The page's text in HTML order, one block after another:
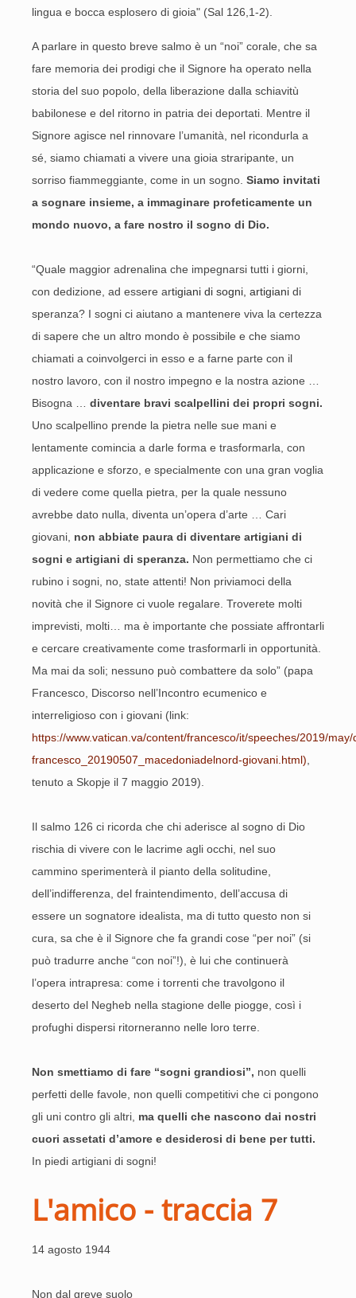
lingua e bocca esplosero di gioia" (Sal 126,1-2).
A parlare in questo breve salmo è un “noi” corale, che sa
fare memoria dei prodigi che il Signore ha operato nella
storia del suo popolo, della liberazione dalla schiavitù
babilonese e del ritorno in patria dei deportati. Mentre il
Signore agisce nel rinnovare l’umanità, nel ricondurla a
sé, siamo chiamati a vivere una gioia straripante, un
sorriso fiammeggiante, come in un sogno. Siamo invitati
a sognare insieme, a immaginare profeticamente un
mondo nuovo, a fare nostro il sogno di Dio.
“Quale maggior adrenalina che impegnarsi tutti i giorni,
con dedizione, ad essere artigiani di sogni, artigiani di
speranza? I sogni ci aiutano a mantenere viva la certezza
di sapere che un altro mondo è possibile e che siamo
chiamati a coinvolgerci in esso e a farne parte con il
nostro lavoro, con il nostro impegno e la nostra azione …
Bisogna … diventare bravi scalpellini dei propri sogni.
Uno scalpellino prende la pietra nelle sue mani e
lentamente comincia a darle forma e trasformarla, con
applicazione e sforzo, e specialmente con una gran voglia
di vedere come quella pietra, per la quale nessuno
avrebbe dato nulla, diventa un’opera d’arte … Cari
giovani, non abbiate paura di diventare artigiani di
sogni e artigiani di speranza. Non permettiamo che ci
rubino i sogni, no, state attenti! Non priviamoci della
novità che il Signore ci vuole regalare. Troverete molti
imprevisti, molti… ma è importante che possiate affrontarli
e cercare creativamente come trasformarli in opportunità.
Ma mai da soli; nessuno può combattere da solo” (papa
Francesco, Discorso nell’Incontro ecumenico e
interreligioso con i giovani (link:
https://www.vatican.va/content/francesco/it/speeches/2019/
francesco_20190507_macedoniadelnord-giovani.html)
tenuto a Skopje il 7 maggio 2019).
Il salmo 126 ci ricorda che chi aderisce al sogno di Dio
rischia di vivere con le lacrime agli occhi, nel suo
cammino sperimenterà il pianto della solitudine,
dell’indifferenza, del fraintendimento, dell’accusa di
essere un sognatore idealista, ma di tutto questo non si
cura, sa che è il Signore che fa grandi cose “per noi” (si
può tradurre anche “con noi”!), è lui che continuerà
l’opera intrapresa: come i torrenti che travolgono il
deserto del Negheb nella stagione delle piogge, così i
profughi dispersi ritorneranno nelle loro terre.
Non smettiamo di fare “sogni grandiosi”, non quelli
perfetti delle favole, non quelli competitivi che ci pongono
gli uni contro gli altri, ma quelli che nascono dai nostri
cuori assetati d’amore e desiderosi di bene per tutti.
In piedi artigiani di sogni!
L'amico - traccia 7
14 agosto 1944
Non dal greve suolo